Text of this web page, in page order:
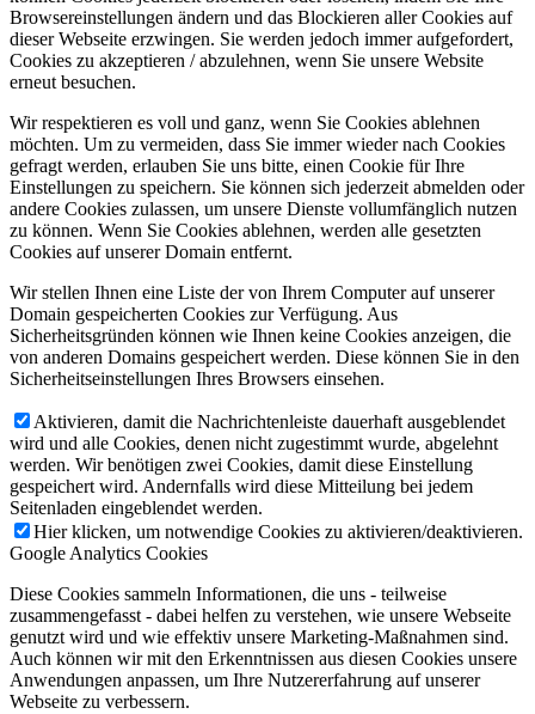
Browsereinstellungen ändern und das Blockieren aller Cookies auf
dieser Webseite erzwingen. Sie werden jedoch immer aufgefordert,
Cookies zu akzeptieren / abzulehnen, wenn Sie unsere Website
erneut besuchen.
Wir respektieren es voll und ganz, wenn Sie Cookies ablehnen
möchten. Um zu vermeiden, dass Sie immer wieder nach Cookies
gefragt werden, erlauben Sie uns bitte, einen Cookie für Ihre
Einstellungen zu speichern. Sie können sich jederzeit abmelden oder
andere Cookies zulassen, um unsere Dienste vollumfänglich nutzen
zu können. Wenn Sie Cookies ablehnen, werden alle gesetzten
Cookies auf unserer Domain entfernt.
Wir stellen Ihnen eine Liste der von Ihrem Computer auf unserer
Domain gespeicherten Cookies zur Verfügung. Aus
Sicherheitsgründen können wie Ihnen keine Cookies anzeigen, die
von anderen Domains gespeichert werden. Diese können Sie in den
Sicherheitseinstellungen Ihres Browsers einsehen.
Aktivieren, damit die Nachrichtenleiste dauerhaft ausgeblendet
wird und alle Cookies, denen nicht zugestimmt wurde, abgelehnt
werden. Wir benötigen zwei Cookies, damit diese Einstellung
gespeichert wird. Andernfalls wird diese Mitteilung bei jedem
Seitenladen eingeblendet werden.
Hier klicken, um notwendige Cookies zu aktivieren/deaktivieren.
Google Analytics Cookies
Diese Cookies sammeln Informationen, die uns - teilweise
zusammengefasst - dabei helfen zu verstehen, wie unsere Webseite
genutzt wird und wie effektiv unsere Marketing-Maßnahmen sind.
Auch können wir mit den Erkenntnissen aus diesen Cookies unsere
Anwendungen anpassen, um Ihre Nutzererfahrung auf unserer
Webseite zu verbessern.